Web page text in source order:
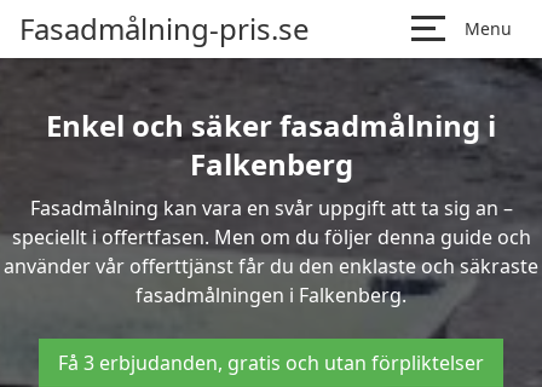
Fasadmålning-pris.se Menu
Enkel och säker fasadmålning i
Falkenberg
Fasadmålning kan vara en svår uppgift att ta sig an –
speciellt i offertfasen. Men om du följer denna guide och
använder vår offerttjänst får du den enklaste och säkraste
fasadmålningen i Falkenberg.
Få 3 erbjudanden, gratis och utan förpliktelser